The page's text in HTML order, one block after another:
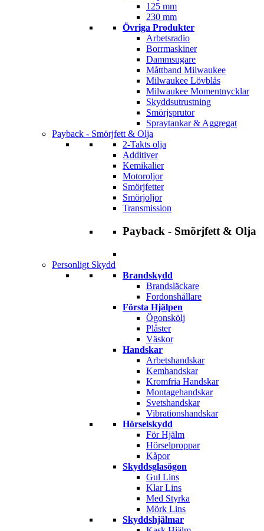
125 mm
230 mm
Övriga Produkter
Arbetsradio
Borrmaskiner
Dammsugare
Måttband Milwaukee
Milwaukee Lövblås
Milwaukee Momentnycklar
Skyddsutrustning
Smörjsprutor
Spraytankar & Aggregat
Payback - Smörjfett & Olja
2-Takts olja
Additiver
Kemikalier
Motoroljor
Smörjfetter
Smörjoljor
Transmission
Payback - Smörjfett & Olja
Personligt Skydd
Brandskydd
Brandsläckare
Fordonshållare
Första Hjälpen
Ögonskölj
Plåster
Väskor
Handskar
Arbetshandskar
Kemhandskar
Kromfria Handskar
Montagehandskar
Svetshandskar
Vibrationshandskar
Hörselskydd
För Hjälm
Hörselproppar
Kåpor
Skyddsglasögon
Gul Lins
Klar Lins
Med Styrka
Mörk Lins
Skyddshjälmar